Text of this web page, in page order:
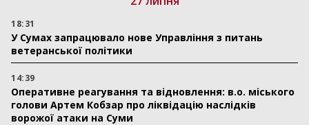
18:31
У Сумах запрацювало нове Управління з питань
ветеранської політики
14:39
Оперативне реагування та відновлення: в.о. міського
голови Артем Кобзар про ліквідацію наслідків
ворожої атаки на Суми